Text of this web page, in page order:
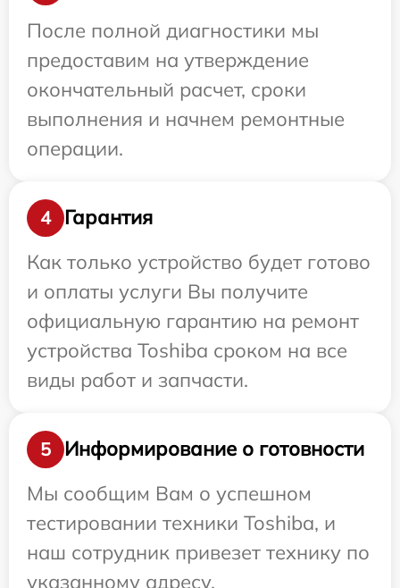
После полной диагностики мы
предоставим на утверждение
окончательный расчет, сроки
выполнения и начнем ремонтные
операции.
4
Гарантия
Как только устройство будет готово
и оплаты услуги Вы получите
официальную гарантию на ремонт
устройства Toshiba сроком на все
виды работ и запчасти.
5
Информирование о готовности
Мы сообщим Вам о успешном
тестировании техники Toshiba, и
наш сотрудник привезет технику по
указанному адресу.